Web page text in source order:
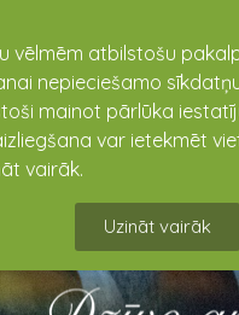
vēlmēm atbilstošu
nepieciešamo
mainot pārlūka
var ietekmēt
vairāk.
Uzināt vairāk